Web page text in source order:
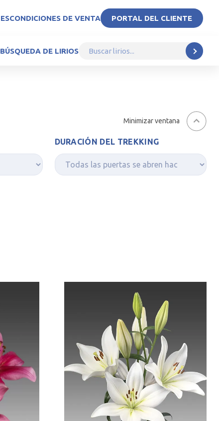
ESCONDICIONES DE VENTA PORTAL DEL CLIENTE
BÚSQUEDA DE LIRIOS
Minimizar ventana
DURACIÓN DEL TREKKING